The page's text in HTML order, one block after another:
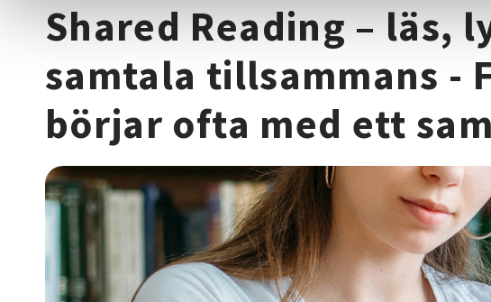
Shared Reading – läs,
samtala tillsammans -
börjar ofta med ett